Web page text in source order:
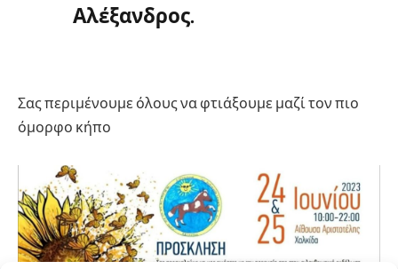
Αλέξανδρος.
Σας περιμένουμε όλους να φτιάξουμε μαζί τον πιο
όμορφο κήπο